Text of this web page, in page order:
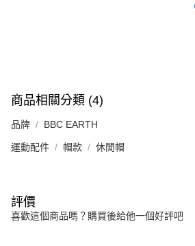
商品相關分類 (4)
品牌 BBC EARTH
運動配件 帽款 休閒帽
評價
喜歡這個商品嗎？購買後給他一個好評吧